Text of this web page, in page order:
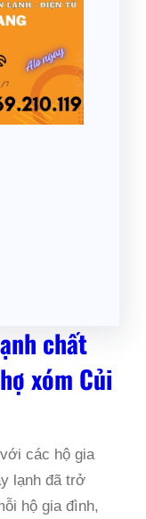
chất
xóm Củi
các hộ gia
lạnh đã trở
hộ gia đình,